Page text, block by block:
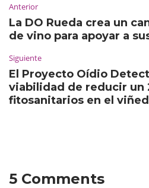
Anterior
La DO Rueda crea un
de vino para apoyar a
Siguiente
El Proyecto Oídio
viabilidad de reducir un
fitosanitarios en el
5 Comments